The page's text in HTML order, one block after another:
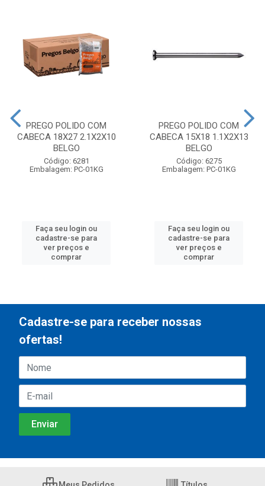
PREGO POLIDO COM
CABECA 18X27 2.1X2X10
BELGO
Código: 6281
Embalagem: PC-01KG
Faça seu login ou
cadastre-se para
ver preços e
comprar
PREGO POLIDO COM
CABECA 15X18 1.1X2X13
BELGO
Código: 6275
Embalagem: PC-01KG
Faça seu login ou
cadastre-se para
ver preços e
comprar
Cadastre-se para receber nossas
ofertas!